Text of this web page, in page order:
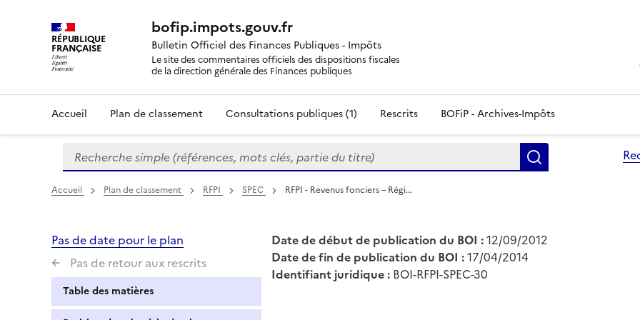
RÉPUBLIQUE
FRANÇAISE
bofip.impots.gouv.fr
Bulletin Officiel des Finances Publiques - Impôts
Le site des commentaires officiels des dispositions fiscales
de la direction générale des Finances publiques
Accueil Plan de classement Consultations publiques (1) Rescrits BOFiP - Archives-Impôts
Formulaire
de
recherche
Recherche simple (références, mots clés, partie du titre)
Accueil Plan de classement RFPI SPEC RFPI - Revenus fonciers – Régi…
Pas de date pour le plan
Pas de retour aux rescrits
Table des matières
Date de début de publication du BOI :12/09/2012
Date de fin de publication du BOI :17/04/2014
Identifiant juridique : BOI-RFPI-SPEC-30